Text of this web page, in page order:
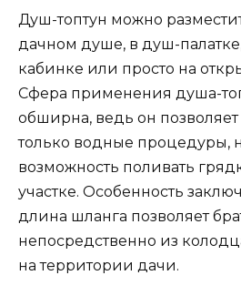
Душ-топтун можно
дачном душе, в душ-
кабинке или просто на
Сфера применения душа-
обширна, ведь он
только водные процедуры,
возможность поливать
участке. Особенность
длина шланга позволяет
непосредственно из
на территории дачи.